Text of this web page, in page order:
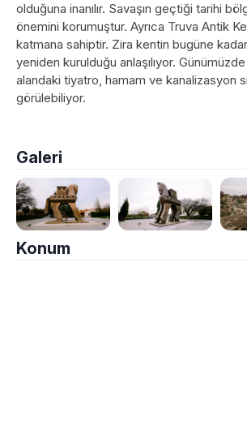
olduğuna inanılır. Savaşın geçtiği tarihi
önemini korumuştur. Ayrıca Truva Antik
katmana sahiptir. Zira kentin bugüne kadar
yeniden kurulduğu anlaşılıyor.
alandaki tiyatro, hamam ve kanalizasyon
görülebiliyor.
Galeri
Konum